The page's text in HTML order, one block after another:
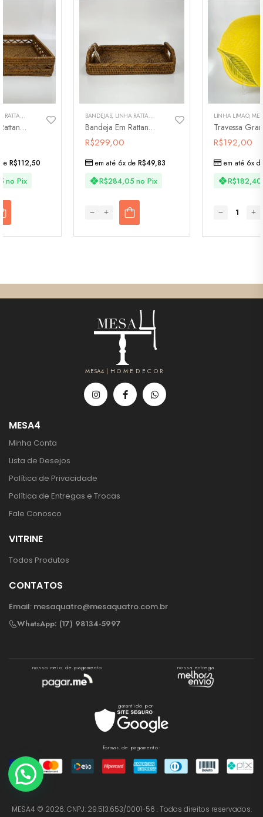
, LINHA VIME PARA SERVIR
Bandeja Em Rattan Bake
no Pix
R$112,50
BANDEJAS, LINHA RATTAN , LINHA VIME PARA SERVIR
Bandeja Em Rattan Sunrise
R$299,00
R$284,05no Pix
em até 6x de R$49,83
LINHA LIMÃO,
R$192,00
R$182,40
em até 6x
MESA4 | H O M E D E C O R
MESA4
Minha Conta
Lista de Desejos
Política de Privacidade
Política de Entregas e Trocas
Fale Conosco
VITRINE
Todos Produtos
CONTATOS
Email: mesaquatro@mesaquatro.com.br
WhatsApp: (17) 98134-5997
nosso meio de pagamento nossa entrega
garantido por
formas de pagamento:
MESA4 © 2026. CNPJ: 29.513.653/0001-56 . Todos direitos reservados.